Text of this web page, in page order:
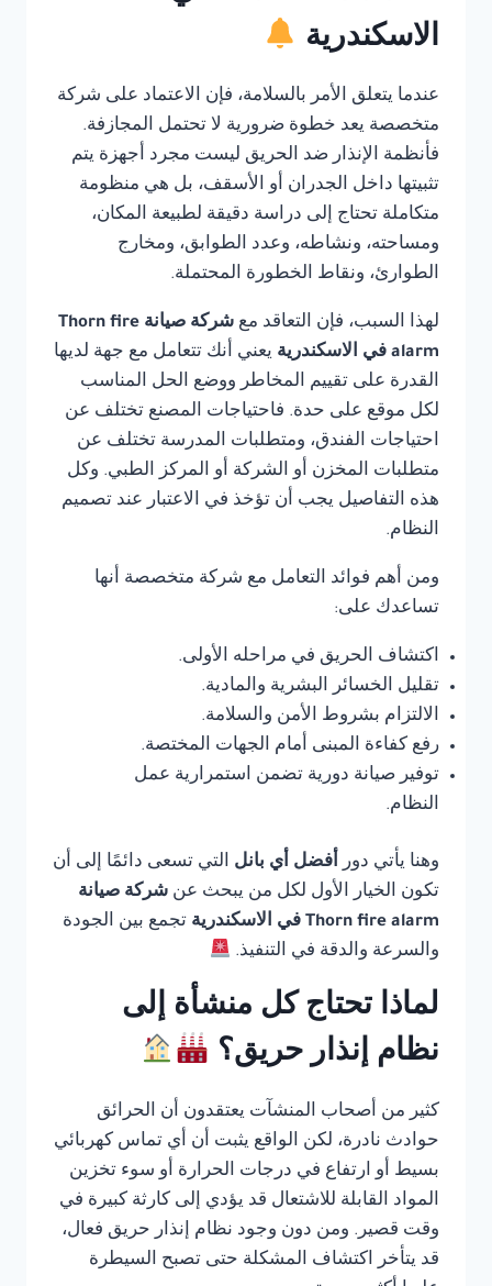
الاسكندرية
عندما يتعلق الأمر بالسلامة، فإن الاعتماد على شركة
متخصصة يعد خطوة ضرورية لا تحتمل المجازفة.
فأنظمة الإنذار ضد الحريق ليست مجرد أجهزة يتم
تثبيتها داخل الجدران أو الأسقف، بل هي منظومة
متكاملة تحتاج إلى دراسة دقيقة لطبيعة المكان،
ومساحته، ونشاطه، وعدد الطوابق، ومخارج
الطوارئ، ونقاط الخطورة المحتملة.
لهذا السبب، فإن التعاقد مع
شركة صيانة Thorn fire
alarm في الاسكندرية
يعني أنك تتعامل مع جهة لديها
القدرة على تقييم المخاطر ووضع الحل المناسب
لكل موقع على حدة. فاحتياجات المصنع تختلف عن
احتياجات الفندق، ومتطلبات المدرسة تختلف عن
متطلبات المخزن أو الشركة أو المركز الطبي. وكل
هذه التفاصيل يجب أن تؤخذ في الاعتبار عند تصميم
النظام.
ومن أهم فوائد التعامل مع شركة متخصصة أنها
تساعدك على:
اكتشاف الحريق في مراحله الأولى.
تقليل الخسائر البشرية والمادية.
الالتزام بشروط الأمن والسلامة.
رفع كفاءة المبنى أمام الجهات المختصة.
توفير صيانة دورية تضمن استمرارية عمل
النظام.
وهنا يأتي دور أفضل أي بانل التي تسعى دائمًا إلى أن
تكون الخيار الأول لكل من يبحث عن شركة صيانة
Thorn fire alarm في الاسكندرية
تجمع بين الجودة
والسرعة والدقة في التنفيذ.
لماذا تحتاج كل منشأة إلى
نظام إنذار حريق؟
كثير من أصحاب المنشآت يعتقدون أن الحرائق
حوادث نادرة، لكن الواقع يثبت أن أي تماس كهربائي
بسيط أو ارتفاع في درجات الحرارة أو سوء تخزين
المواد القابلة للاشتعال قد يؤدي إلى كارثة كبيرة في
وقت قصير. ومن دون وجود نظام إنذار حريق فعال،
قد يتأخر اكتشاف المشكلة حتى تصبح السيطرة